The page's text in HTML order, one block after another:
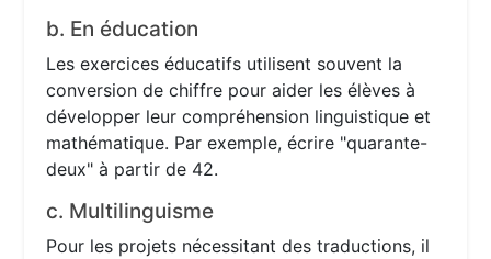
b. En éducation
Les exercices éducatifs utilisent souvent la
conversion de chiffre pour aider les élèves à
développer leur compréhension linguistique et
mathématique. Par exemple, écrire "quarante-
deux" à partir de 42.
c. Multilinguisme
Pour les projets nécessitant des traductions, il